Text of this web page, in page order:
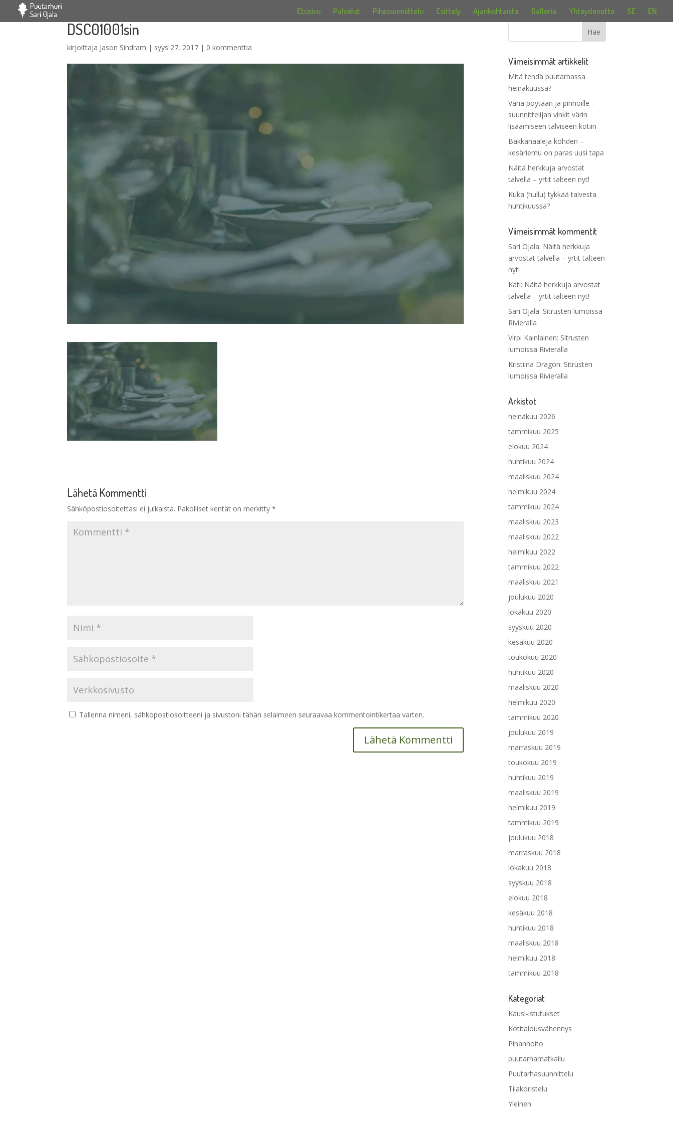
Etusivu Palvelut Pihasuunnittelu Esittely Ajankohtaista Galleria Yhteydenotto SE EN
DSC01001sin
kirjoittaja Jason Sindram | syys 27, 2017 | 0 kommenttia
Lähetä Kommentti
Sähköpostiosoitettasi ei julkaista. Pakolliset kentät on merkitty*
Tallenna nimeni, sähköpostiosoitteeni ja sivustoni tähän selaimeen seuraavaa kommentointikertaa varten.
Viimeisimmät artikkelit
Mitä tehdä puutarhassa
heinäkuussa?
Väriä pöytään ja pinnoille –
suunnittelijan vinkit värin
lisäämiseen talviseen kotiin
Bakkanaaleja kohden –
kesäriemu on paras uusi tapa
Näitä herkkuja arvostat
talvella – yrtit talteen nyt!
Kuka (hullu) tykkää talvesta
huhtikuussa?
Viimeisimmät kommentit
Sari Ojala: Näitä herkkuja
arvostat talvella – yrtit talteen
nyt!
Kati: Näitä herkkuja arvostat
talvella – yrtit talteen nyt!
Sari Ojala: Sitrusten lumoissa
Rivieralla
Virpi Kainlainen: Sitrusten
lumoissa Rivieralla
Kristiina Dragon: Sitrusten
lumoissa Rivieralla
Arkistot
heinäkuu 2026
tammikuu 2025
elokuu 2024
huhtikuu 2024
maaliskuu 2024
helmikuu 2024
tammikuu 2024
maaliskuu 2023
maaliskuu 2022
helmikuu 2022
tammikuu 2022
maaliskuu 2021
joulukuu 2020
lokakuu 2020
syyskuu 2020
kesäkuu 2020
toukokuu 2020
huhtikuu 2020
maaliskuu 2020
helmikuu 2020
tammikuu 2020
joulukuu 2019
marraskuu 2019
toukokuu 2019
huhtikuu 2019
maaliskuu 2019
helmikuu 2019
tammikuu 2019
joulukuu 2018
marraskuu 2018
lokakuu 2018
syyskuu 2018
elokuu 2018
kesäkuu 2018
huhtikuu 2018
maaliskuu 2018
helmikuu 2018
tammikuu 2018
Kategoriat
Kausi-istutukset
Kotitalousvähennys
Pihanhoito
puutarhamatkailu
Puutarhasuunnittelu
Tilakoristelu
Yleinen